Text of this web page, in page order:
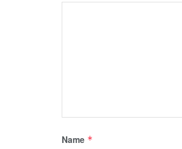
Name *